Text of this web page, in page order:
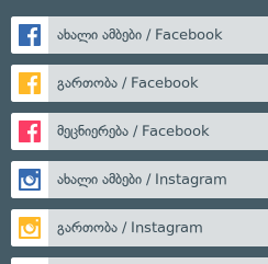
ახალი ამბები / Facebook
გართობა / Facebook
მეცნიერება / Facebook
ახალი ამბები / Instagram
გართობა / Instagram